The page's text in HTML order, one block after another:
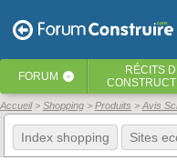
FORUM ‹ RÉCITS
Accueil Shopping Produits Avis
Index shopping Sites